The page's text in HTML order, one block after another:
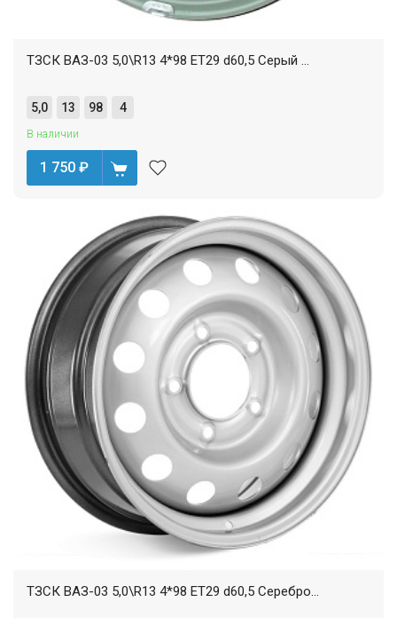
ТЗСК ВАЗ-03 5,0\R13 4*98 ET29 d60,5 Серый ...
5,0 13 98 4
В наличии
1 750 ₽
ТЗСК ВАЗ-03 5,0\R13 4*98 ET29 d60,5 Серебро...